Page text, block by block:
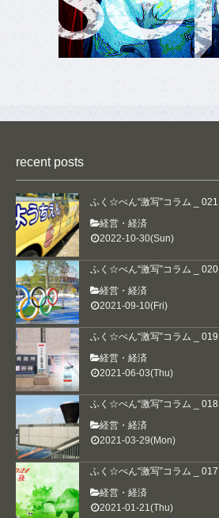
取材のご希望
編集部
お問い合わせ
プライバシーポリシー
著作権・免責事項
recent posts
ふく☆ぺん“激写”コラム _ 021
経営・経済
2022-10-30(Sun)
ふく☆ぺん“激写”コラム _ 020
経営・経済
2021-09-10(Fri)
ふく☆ぺん“激写”コラム _ 019
経営・経済
2021-06-03(Thu)
ふく☆ぺん“激写”コラム _ 018
経営・経済
2021-03-29(Mon)
ふく☆ぺん“激写”コラム _ 017
経営・経済
2021-01-21(Thu)